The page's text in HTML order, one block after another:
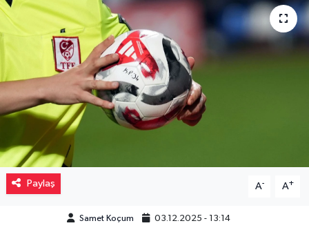
Paylaş A- A+
Samet Koçum 03.12.2025 - 13:14
Kültür Sanat
Magazin
Müzik
Piyasa
Resmi İlanlar
Sağlık
Sinemalar